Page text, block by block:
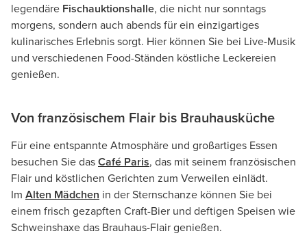
legendäre Fischauktionshalle, die nicht nur sonntags
morgens, sondern auch abends für ein einzigartiges
kulinarisches Erlebnis sorgt. Hier können Sie bei Live-Musik
und verschiedenen Food-Ständen köstliche Leckereien
genießen.
Von französischem Flair bis Brauhausküche
Für eine entspannte Atmosphäre und großartiges Essen
besuchen Sie das Café Paris, das mit seinem französischen
Flair und köstlichen Gerichten zum Verweilen einlädt.
Im Alten Mädchen in der Sternschanze können Sie bei
einem frisch gezapften Craft-Bier und deftigen Speisen wie
Schweinshaxe das Brauhaus-Flair genießen.